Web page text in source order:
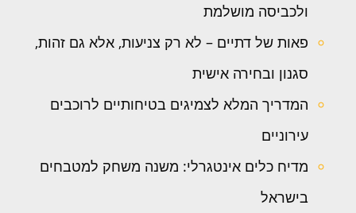
ולכביסה מושלמת
פאות של דתיים – לא רק צניעות, אלא גם זהות,
סגנון ובחירה אישית
המדריך המלא לצמיגים בטיחותיים לרוכבים
עירוניים
מדיח כלים אינטגרלי: משנה משחק למטבחים
בישראל